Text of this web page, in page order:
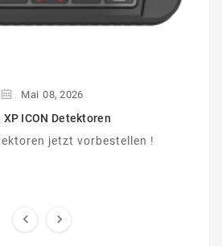
Mai 08, 2026
XP ICON Detektoren
jetzt vorbestellen !
 